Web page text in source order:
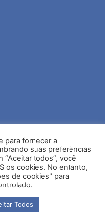
para fornecer a
suas preferências
“Aceitar todos”, você
os cookies. No entanto,
de cookies" para
Todos